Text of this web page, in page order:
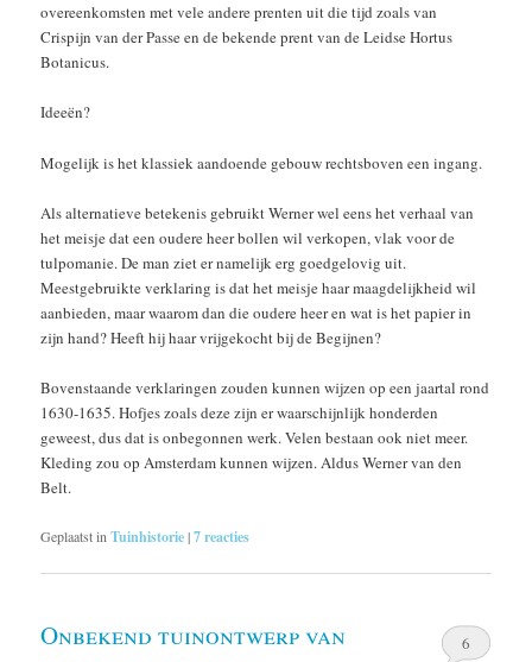
overeenkomsten met vele andere prenten uit die tijd zoals van
Crispijn van der Passe en de bekende prent van de Leidse Hortus
Botanicus.
Ideeën?
Mogelijk is het klassiek aandoende gebouw rechtsboven een ingang.
Als alternatieve betekenis gebruikt Werner wel eens het verhaal van
het meisje dat een oudere heer bollen wil verkopen, vlak voor de
tulpomanie. De man ziet er namelijk erg goedgelovig uit.
Meestgebruikte verklaring is dat het meisje haar maagdelijkheid wil
aanbieden, maar waarom dan die oudere heer en wat is het papier in
zijn hand? Heeft hij haar vrijgekocht bij de Begijnen?
Bovenstaande verklaringen zouden kunnen wijzen op een jaartal rond
1630-1635. Hofjes zoals deze zijn er waarschijnlijk honderden
geweest, dus dat is onbegonnen werk. Velen bestaan ook niet meer.
Kleding zou op Amsterdam kunnen wijzen. Aldus Werner van den
Belt.
Geplaatst in Tuinhistorie|7reacties
Onbekend tuinontwerp van
6